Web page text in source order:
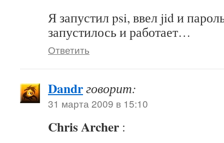
Я запустил psi, ввел jid и
запустилось и работает…
Ответить
Dandrговорит:
31 марта 2009 в 15:10
Chris Archer :